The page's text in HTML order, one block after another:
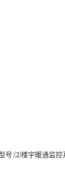
号;⑵楼宇暖通监控